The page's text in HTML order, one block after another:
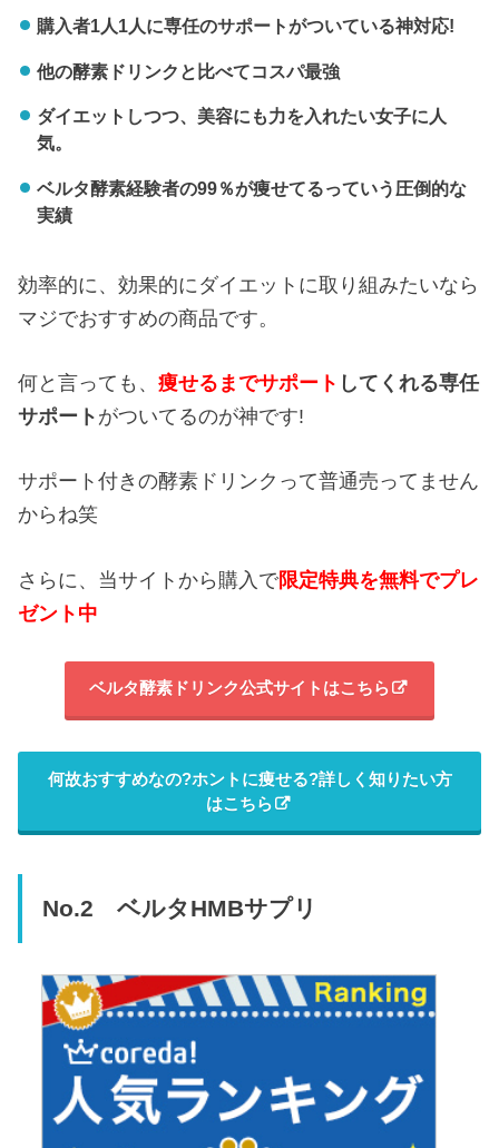
購入者1人1人に専任のサポートがついている神対応!
他の酵素ドリンクと比べてコスパ最強
ダイエットしつつ、美容にも力を入れたい女子に人
気。
ベルタ酵素経験者の99％が痩せてるっていう圧倒的な
実績
効率的に、効果的にダイエットに取り組みたいなら
マジでおすすめの商品です。
何と言っても、痩せるまでサポート してくれる専任
サポート がついてるのが神です!
サポート付きの酵素ドリンクって普通売ってません
からね笑
さらに、当サイトから購入で限定特典を無料でプレ
ゼント中
ベルタ酵素ドリンク公式サイトはこちら
何故おすすめなの?ホントに痩せる?詳しく知りたい方
はこちら
No.2 ベルタHMBサプリ